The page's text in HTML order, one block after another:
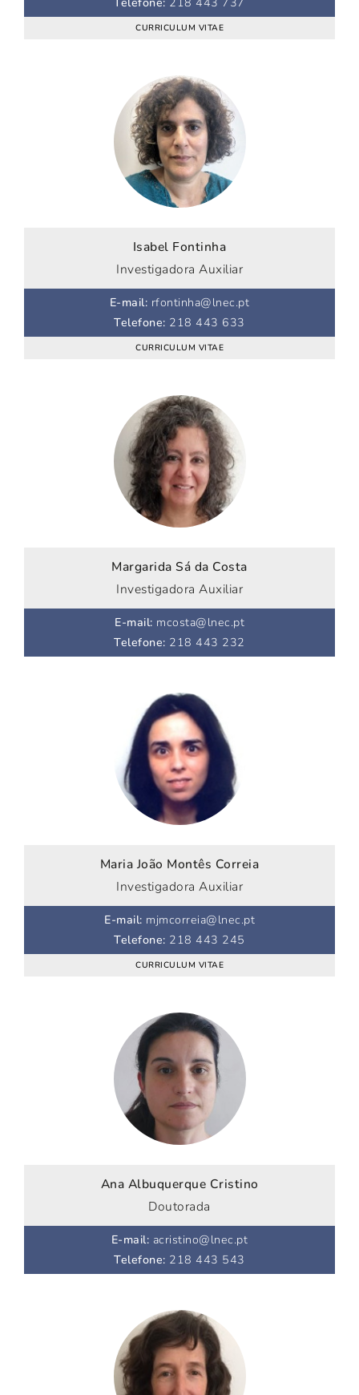
CURRICULUM VITAE
Isabel Fontinha
Investigadora Auxiliar
E-mail: rfontinha@lnec.pt
Telefone: 218 443 633
CURRICULUM VITAE
Margarida Sá da Costa
Investigadora Auxiliar
E-mail: mcosta@lnec.pt
Telefone: 218 443 232
Maria João Montês Correia
Investigadora Auxiliar
E-mail: mjmcorreia@lnec.pt
Telefone: 218 443 245
CURRICULUM VITAE
Ana Albuquerque Cristino
Doutorada
E-mail: acristino@lnec.pt
Telefone: 218 443 543